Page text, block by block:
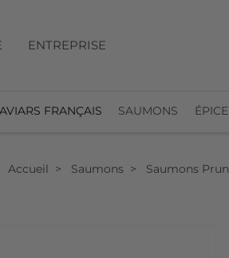
ENTREPRISE
FRANÇAIS SAUMONS
Accueil Saumons Saumons